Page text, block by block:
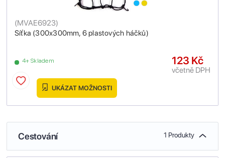
Síťka (300x300mm, 6 plastových háčků)
(MVAE6923)
4+ Skladem 123 Kč
včetně DPH
UKÁZAT MOŽNOSTI
Cestování 1 Produkty